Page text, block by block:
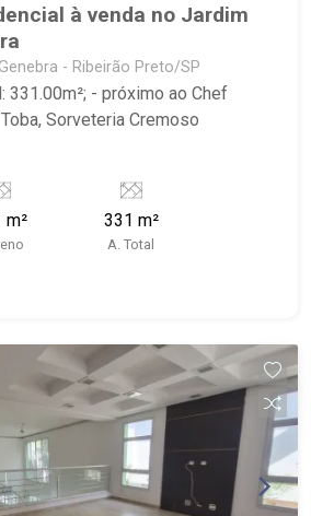
à venda no Jardim
- Ribeirão Preto/SP
331.00m²; - próximo ao Chef
Sorveteria Cremoso
m² 331 m²
A. Total